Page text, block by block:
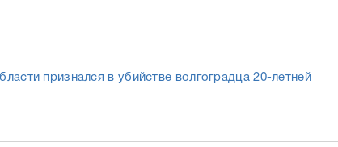
признался в убийстве волгоградца 20-летней